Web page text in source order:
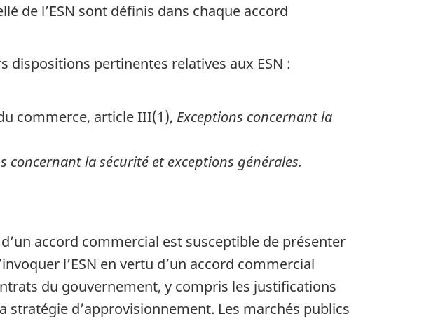
de l’ESN sont définis dans chaque accord
dispositions pertinentes relatives aux ESN :
commerce, article III(1), Exceptions concernant la
concernant la sécurité et exceptions générales.
accord commercial est susceptible de présenter
l’ESN en vertu d’un accord commercial
du gouvernement, y compris les justifications
d’approvisionnement. Les marchés publics